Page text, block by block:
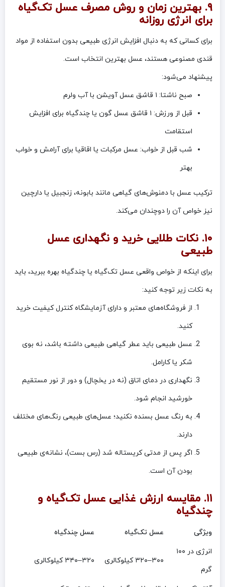
۹. بهترین زمان و روش مصرف عسل تک‌گیاه
برای انرژی روزانه
برای کسانی که به دنبال افزایش انرژی طبیعی بدون استفاده از مواد
قندی مصنوعی هستند، عسل بهترین انتخاب است.
پیشنهاد می‌شود:
صبح ناشتا: ۱ قاشق عسل آویشن با آب ولرم
قبل از ورزش: ۱ قاشق عسل گون یا چندگیاه برای افزایش
استقامت
شب قبل از خواب: عسل مرکبات یا اقاقیا برای آرامش و خواب
بهتر
ترکیب عسل با دمنوش‌های گیاهی مانند بابونه، زنجبیل یا دارچین
نیز خواص آن را دوچندان می‌کند.
۱۰. نکات طلایی خرید و نگهداری عسل
طبیعی
برای اینکه از خواص واقعی عسل تک‌گیاه یا چندگیاه بهره ببرید، باید
به نکات زیر توجه کنید:
از فروشگاه‌های معتبر و دارای آزمایشگاه کنترل کیفیت خرید
کنید.
عسل طبیعی باید عطر گیاهی طبیعی داشته باشد، نه بوی
شکر یا کارامل.
نگهداری در دمای اتاق (نه در یخچال) و دور از نور مستقیم
خورشید انجام شود.
به رنگ عسل بسنده نکنید؛ عسل‌های طبیعی رنگ‌های مختلف
دارند.
اگر پس از مدتی کریستاله شد (رس بست)، نشانه‌ی طبیعی
بودن آن است.
۱۱. مقایسه ارزش غذایی عسل تک‌گیاه و
چندگیاه
ویژگی عسل تک‌گیاه
عسل چندگیاه
انرژی در ۱۰۰
گرم
۳۰۰–۳۲۰ کیلوکالری ۳۲۰–۳۴۰ کیلوکالری